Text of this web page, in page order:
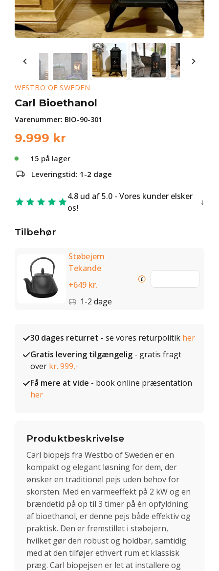
WESTBO OF SWEDEN
Carl Bioethanol
Varenummer: BIO-90-301
9.999 kr
15 på lager
Leveringstid: 1-2 dage
4.8 ud af 5.0 - Vores kunder elsker
os!
Tilbehør
Støbejern
Tekande
+649 kr.
1-2 dage
30 dages returret - se vores returpolitik her
Gratis levering tilgængelig - gratis fragt
over kr. 999,-
Få mere at vide - book online præsentation
her
Produktbeskrivelse
Carl biopejs fra Westbo of Sweden er en
kompakt og elegant løsning for dem, der
ønsker en traditionel pejs uden behov for
skorsten. Med en varmeeffekt på 2 kW og en
brændetid på op til 3 timer på én opfyldning
af bioethanol, er denne pejs både effektiv og
praktisk. Den er fremstillet i støbejern,
hvilket gør den robust og holdbar, samtidig
med at den tilføjer ethvert rum et klassisk
præg. Carl biopejsen er let at installere og